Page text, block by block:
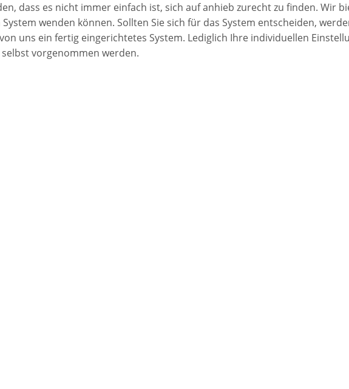
dass es nicht immer einfach ist, sich auf anhieb zurecht zu finden. Wir
wenden können. Sollten Sie sich für das System entscheiden,
uns ein fertig eingerichtetes System. Lediglich Ihre individuellen
vorgenommen werden.